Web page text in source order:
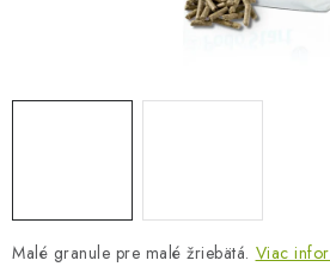
Obchodné podmienky
Dodacie
Malé granule pre malé žriebätá. Viac